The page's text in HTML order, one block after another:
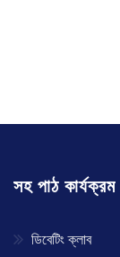
সহ পাঠ কার্যক্রম
ডিবেটিং ক্লাব